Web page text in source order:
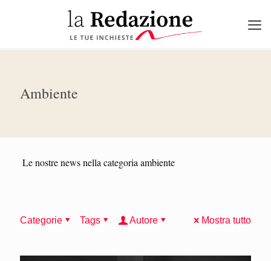
Ambiente
Le nostre news nella categoria ambiente
Categorie Tags Autore Mostra tutto